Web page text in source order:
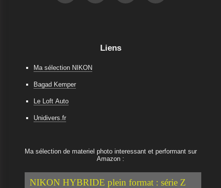
Liens
Ma sélection NIKON
Bagad Kemper
Le Loft Auto
Unidivers.fr
Ma sélection de materiel photo interessant et performant sur
Amazon :
NIKON HYBRIDE plein format : série Z